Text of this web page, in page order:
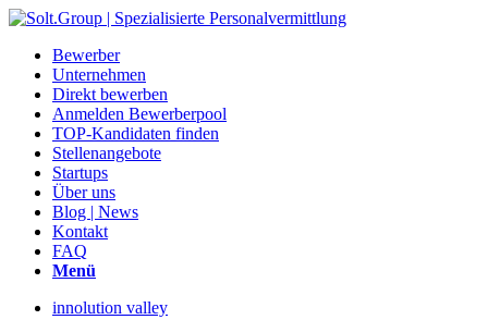
Bewerber
Unternehmen
Direkt bewerben
Anmelden Bewerberpool
TOP-Kandidaten finden
Stellenangebote
Startups
Über uns
Blog | News
Kontakt
FAQ
Menü
innolution valley